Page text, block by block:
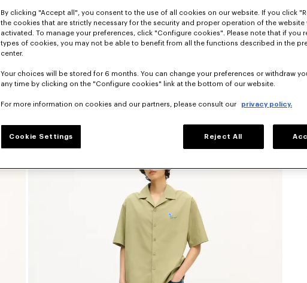
By clicking "Accept all", you consent to the use of all cookies on our website. If you click
the cookies that are strictly necessary for the security and proper operation of the website
activated. To manage your preferences, click "Configure cookies". Please note that if you
types of cookies, you may not be able to benefit from all the functions described in the
center.
Your choices will be stored for 6 months. You can change your preferences or withdraw
any time by clicking on the "Configure cookies" link at the bottom of our website.
For more information on cookies and our partners, please consult our privacy policy.
Cookie Settings Reject All